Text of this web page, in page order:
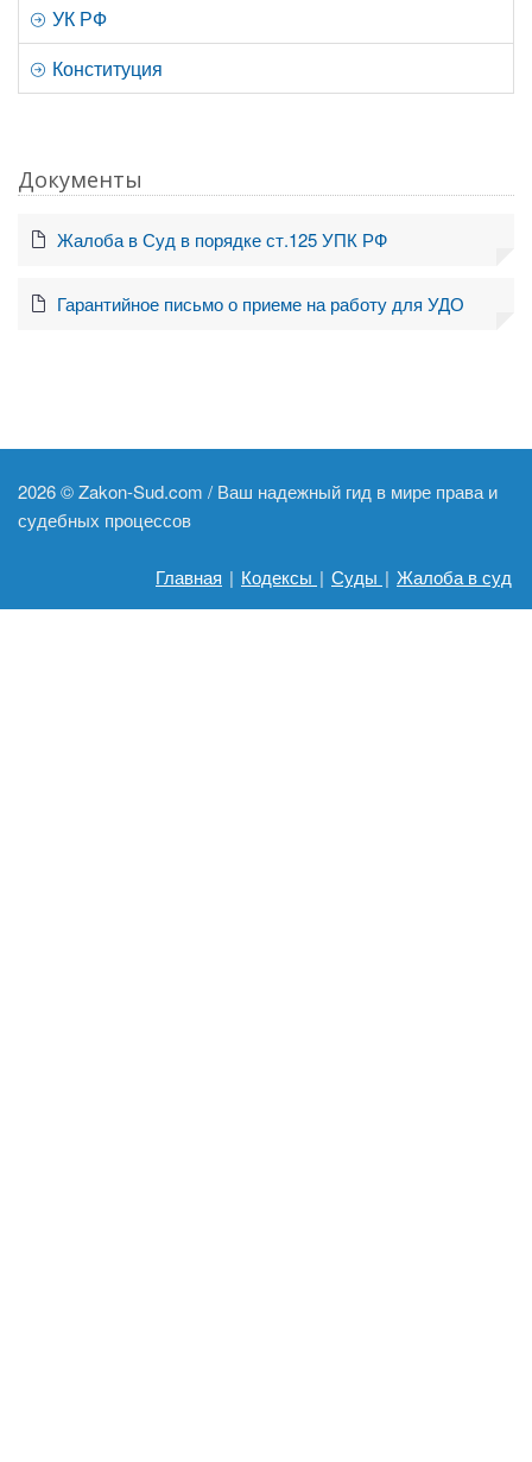
УК РФ
Конституция
Документы
Жалоба в Суд в порядке ст.125 УПК РФ
Гарантийное письмо о приеме на работу для УДО
2026 ©Zakon-Sud.com / Ваш надежный гид в мире права и
судебных процессов
Главная | Кодексы | Суды | Жалоба в суд